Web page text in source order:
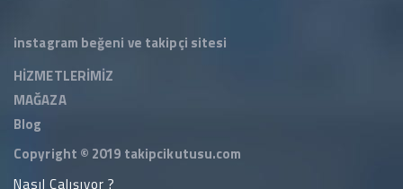
instagram beğeni ve takipçi sitesi
HİZMETLERİMİZ
MAĞAZA
Blog
Copyright © 2019 takipcikutusu.com
Nasıl Çalışıyor ?